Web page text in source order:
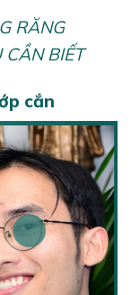
RĂNG
CẦN BIẾT
cắn